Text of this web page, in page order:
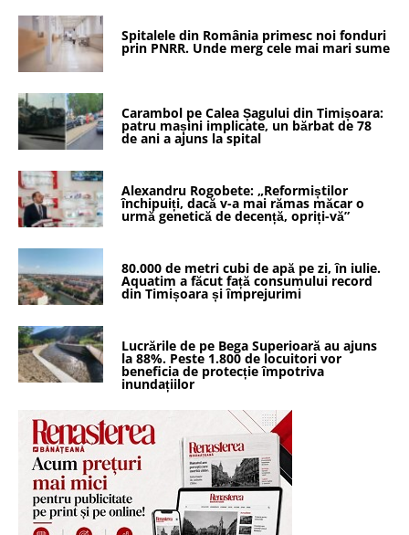
Spitalele din România primesc noi fonduri
prin PNRR. Unde merg cele mai mari sume
Carambol pe Calea Șagului din Timișoara:
patru mașini implicate, un bărbat de 78
de ani a ajuns la spital
Alexandru Rogobete: „Reformiștilor
închipuiți, dacă v-a mai rămas măcar o
urmă genetică de decență, opriți-vă”
80.000 de metri cubi de apă pe zi, în iulie.
Aquatim a făcut față consumului record
din Timișoara și împrejurimi
Lucrările de pe Bega Superioară au ajuns
la 88%. Peste 1.800 de locuitori vor
beneficia de protecție împotriva
inundațiilor